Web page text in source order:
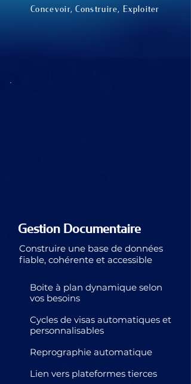
Concevoir, Construire, Exploiter
Gestion Documentaire
Construire une base de données
fiable, cohérente et accessible
Boite à plan dynamique selon
vos besoins
Cycles de visas automatiques et
personnalisables
Reprographie automatique
Lien vers plateformes tierces